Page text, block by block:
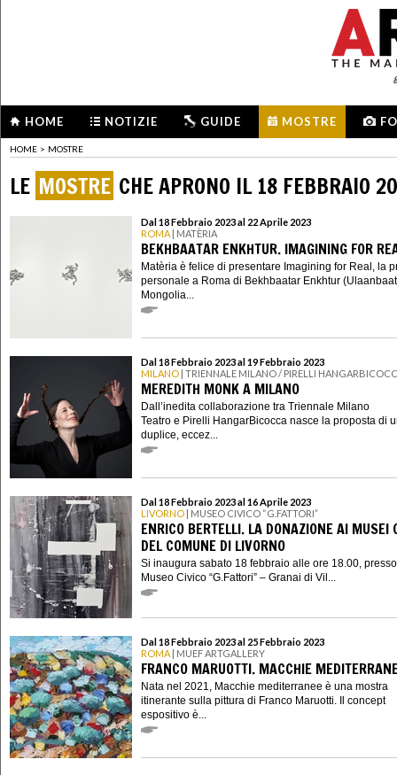
HOME NOTIZIE GUIDE MOSTRE
HOME > MOSTRE
LE MOSTRE CHE APRONO IL 18 FEBBRAIO
Dal 18 Febbraio 2023 al 22 Aprile 2023
ROMA | MATÈRIA
BEKHBAATAR ENKHTUR. IMAGINING FOR
Matèria è felice di presentare Imagining for Real, la
personale a Roma di Bekhbaatar Enkhtur
Mongolia...
Dal 18 Febbraio 2023 al 19 Febbraio 2023
MILANO | TRIENNALE MILANO / PIRELLI
MEREDITH MONK A MILANO
Dall’inedita collaborazione tra Triennale Milano
Teatro e Pirelli HangarBicocca nasce la proposta di
duplice, eccez...
Dal 18 Febbraio 2023 al 16 Aprile 2023
LIVORNO | MUSEO CIVICO “G.FATTORI”
ENRICO BERTELLI. LA DONAZIONE AI MUSEI
DEL COMUNE DI LIVORNO
Si inaugura sabato 18 febbraio alle ore 18.00,
Museo Civico “G.Fattori” – Granai di Vil...
Dal 18 Febbraio 2023 al 25 Febbraio 2023
ROMA | MUEF ARTGALLERY
FRANCO MARUOTTI. MACCHIE
Nata nel 2021, Macchie mediterranee è una mostra
itinerante sulla pittura di Franco Maruotti. Il concept
espositivo è...